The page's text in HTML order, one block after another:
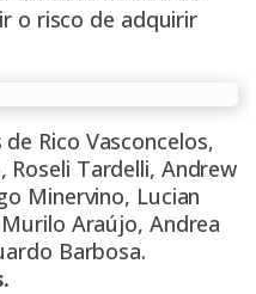
o risco de adquirir
Rico Vasconcelos,
Roseli Tardelli, Andrew
Minervino, Lucian
Araújo, Andrea
Barbosa.